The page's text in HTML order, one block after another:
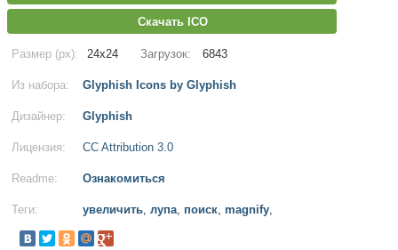
Скачать ICO
Размер (px): 24x24 Загрузок: 6843
Из набора: Glyphish Icons by Glyphish
Дизайнер: Glyphish
Лицензия: CC Attribution 3.0
Readme: Ознакомиться
Теги: увеличить, лупа, поиск, magnify,